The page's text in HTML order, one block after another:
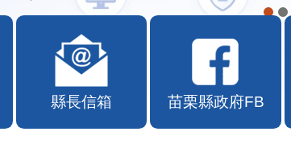
縣長信箱 苗栗縣政府FB